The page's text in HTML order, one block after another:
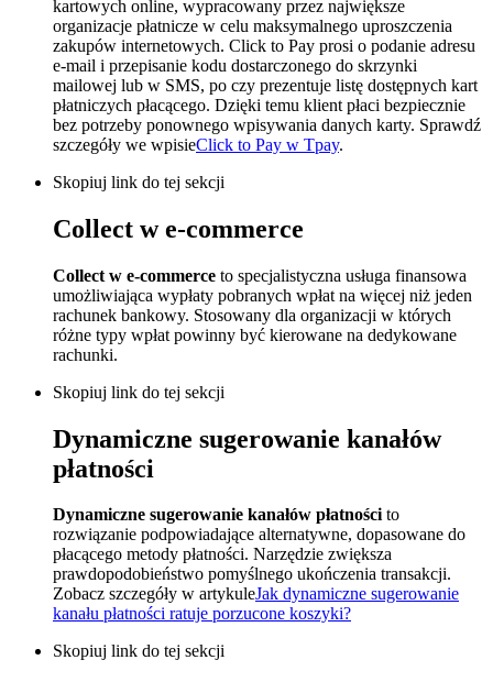
kartowych online, wypracowany przez największe
organizacje płatnicze w celu maksymalnego uproszczenia
zakupów internetowych. Click to Pay prosi o podanie adresu
e-mail i przepisanie kodu dostarczonego do skrzynki
mailowej lub w SMS, po czy prezentuje listę dostępnych kart
płatniczych płacącego. Dzięki temu klient płaci bezpiecznie
bez potrzeby ponownego wpisywania danych karty. Sprawdź
szczegóły we wpisieClick to Pay w Tpay.
Skopiuj link do tej sekcji
Collect w e-commerce
Collect w e-commerce to specjalistyczna usługa finansowa
umożliwiająca wypłaty pobranych wpłat na więcej niż jeden
rachunek bankowy. Stosowany dla organizacji w których
różne typy wpłat powinny być kierowane na dedykowane
rachunki.
Skopiuj link do tej sekcji
Dynamiczne sugerowanie kanałów
płatności
Dynamiczne sugerowanie kanałów płatnościto
rozwiązanie podpowiadające alternatywne, dopasowane do
płacącego metody płatności. Narzędzie zwiększa
prawdopodobieństwo pomyślnego ukończenia transakcji.
Zobacz szczegóły w artykuleJak dynamiczne sugerowanie
kanału płatności ratuje porzucone koszyki?
Skopiuj link do tej sekcji